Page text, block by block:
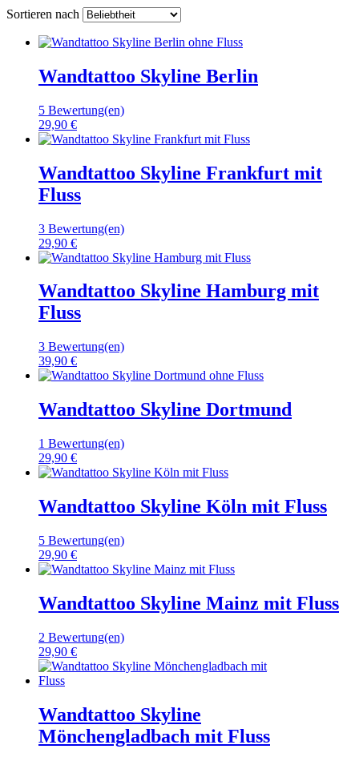
Sortieren nach
Wandtattoo Skyline Berlin
5 Bewertung(en)
29,90 €
Wandtattoo Skyline Frankfurt mit
Fluss
3 Bewertung(en)
29,90 €
Wandtattoo Skyline Hamburg mit
Fluss
3 Bewertung(en)
39,90 €
Wandtattoo Skyline Dortmund
1 Bewertung(en)
29,90 €
Wandtattoo Skyline Köln mit Fluss
5 Bewertung(en)
29,90 €
Wandtattoo Skyline Mainz mit Fluss
2 Bewertung(en)
29,90 €
Wandtattoo Skyline
Mönchengladbach mit Fluss